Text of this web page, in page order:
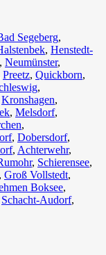
Segeberg,
, Henstedt-
, Neumünster,
Preetz, Quickborn,
,
Kronshagen,
, Melsdorf,
,
, Dobersdorf,
, Achterwehr,
, Schierensee,
Groß Vollstedt,
Boksee,
Schacht-Audorf,